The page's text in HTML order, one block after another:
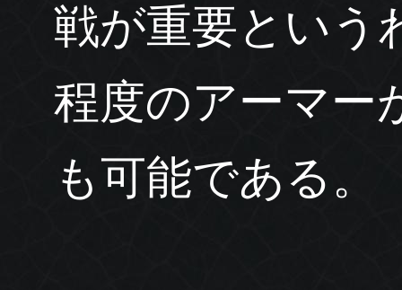
戦が重要という
程度のアーマー
も可能である。